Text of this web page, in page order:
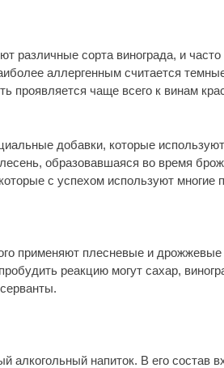
различные сорта винограда, и часто
аллергенным считается
проявляется чаще всего к винам
добавки, которые
образовавшаяся во время
с успехом используют многие
применяют плесневые и
реакцию могут сахар,
алкогольный напиток. В его состав